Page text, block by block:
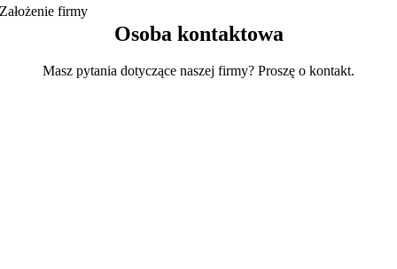
Założenie firmy
Osoba kontaktowa
Masz pytania dotyczące naszej firmy? Proszę o kontakt.